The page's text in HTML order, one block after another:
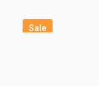
Sale